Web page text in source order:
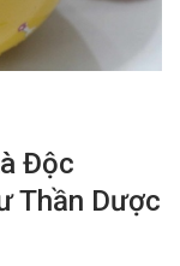
Độc
Thần Dược